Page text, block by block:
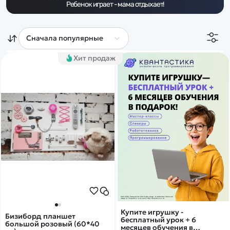
Ребенок играет - мама отдыхает!
Купите игрушку -
бесплатный урок + 6
месяцев обучения в
Хит продаж
Бизиборд планшет
большой розовый (60*40
Дополнительный способ связи
WhatsApp/Мобильный
Есть вопрос? Можем связаться с вами
Заказать звонок
Наши соцсети:
Каталог
Танки
Информация
Оптовые продажи